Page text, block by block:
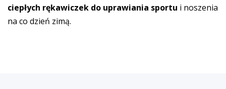
ciepłych rękawiczek do uprawiania sportu i noszenia
na co dzień zimą.